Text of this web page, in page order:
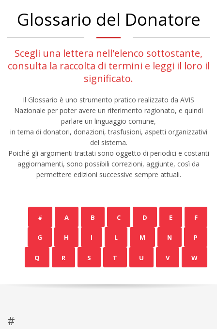
Glossario del Donatore
Scegli una lettera nell'elenco sottostante,
consulta la raccolta di termini e leggi il loro il
significato.
Il Glossario è uno strumento pratico realizzato da AVIS
Nazionale per poter avere un riferimento ragionato, e quindi
parlare un linguaggio comune,
in tema di donatori, donazioni, trasfusioni, aspetti organizzativi
del sistema.
Poiché gli argomenti trattati sono oggetto di periodici e costanti
aggiornamenti, sono possibili correzioni, aggiunte, così da
permettere edizioni successive sempre attuali.
# A B C D E F
G H I L M N P
Q R S T U V W
#